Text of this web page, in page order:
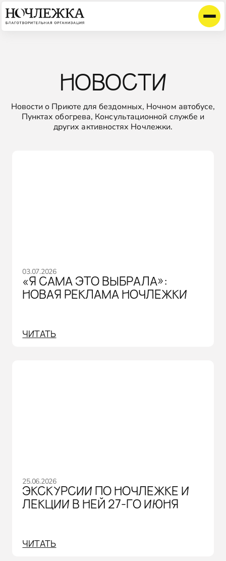
НОВОСТИ
Новости о Приюте для бездомных, Ночном автобусе,
Пунктах обогрева, Консультационной службе и
других активностях Ночлежки.
03.07.2026
«Я САМА ЭТО ВЫБРАЛА»:
НОВАЯ РЕКЛАМА НОЧЛЕЖКИ
ЧИТАТЬ
25.06.2026
ЭКСКУРСИИ ПО НОЧЛЕЖКЕ И
ЛЕКЦИИ В НЕЙ 27-ГО ИЮНЯ
ЧИТАТЬ